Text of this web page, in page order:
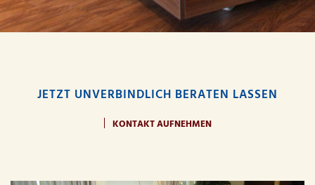
JETZT UNVERBINDLICH BERATEN LASSEN
KONTAKT AUFNEHMEN